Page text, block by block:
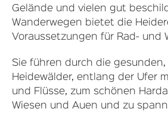
Gelände und vielen gut
Wanderwegen bietet die
Voraussetzungen für Rad- und
Sie führen durch die
Heidewälder, entlang der Ufer
und Flüsse, zum schönen
Wiesen und Auen und zu